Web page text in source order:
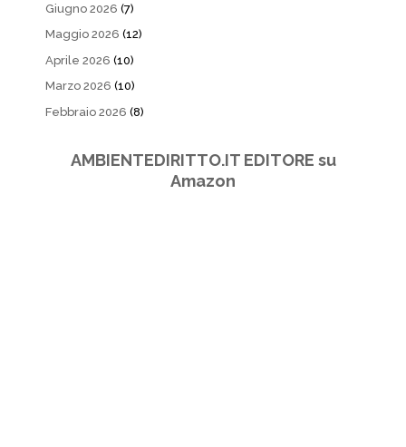
Giugno 2026 (7)
Maggio 2026 (12)
Aprile 2026 (10)
Marzo 2026 (10)
Febbraio 2026 (8)
AMBIENTEDIRITTO.IT EDITORE su
Amazon